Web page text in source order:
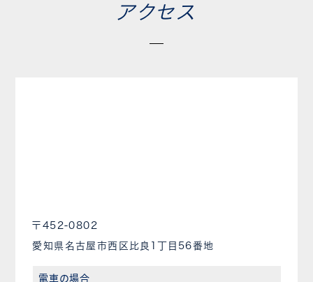
アクセス
〒452-0802
愛知県名古屋市西区比良1丁目56番地
電車の場合